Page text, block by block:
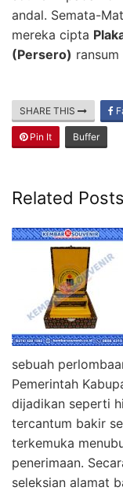
andal. Semata-
mereka cipta
(Persero)
SHARE THIS
Pin It Buffer
Related Posts
sebuah
Pemerintah
dijadikan seperti
tercantum bakir
terkemuka
penerimaan.
seleksian alamat